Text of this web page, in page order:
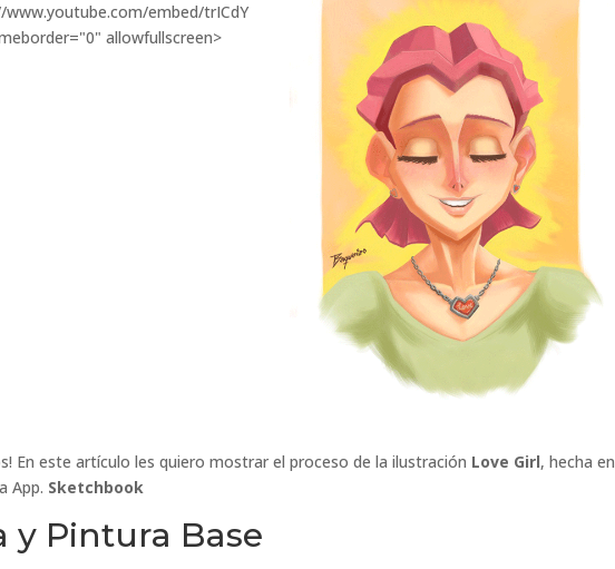
embed/trICdY
allowfullscreen>
En este artículo les quiero mostrar el proceso de la ilustración Love Girl, hecha en
App. Sketchbook
y Pintura Base